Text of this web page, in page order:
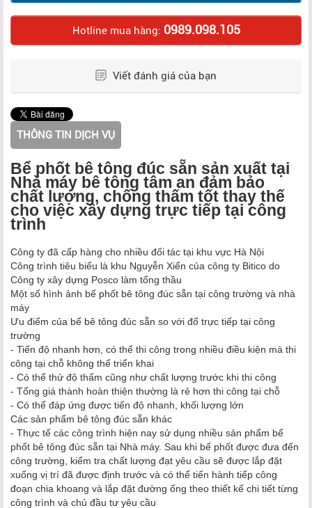
Hotline mua hàng: 0989.098.105
Viết đánh giá của bạn
THÔNG TIN DỊCH VỤ
Bể phốt bê tông đúc sẵn sản xuất tại
Nhà máy bê tông tâm an đảm bảo
chất lượng, chống thấm tốt thay thế
cho việc xây dựng trực tiếp tại công
trình
Công ty đã cấp hàng cho nhiều đối tác tại khu vực Hà Nội
Công trình tiêu biểu là khu Nguyễn Xiển của công ty Bitico do
Công ty xây dựng Posco làm tổng thầu
Một số hình ảnh bể phốt bê tông đúc sẵn tại công trường và nhà
máy
Ưu điểm của bể bê tông đúc sẵn so với đổ trực tiếp tại công
trường
- Tiến độ nhanh hơn, có thể thi công trong nhiều điều kiện mà thi
công tại chỗ không thể triển khai
- Có thể thử độ thấm cũng như chất lượng trước khi thi công
- Tổng giá thành hoàn thiện thường là rẻ hơn thi công tại chỗ
- Có thể đáp ứng được tiến độ nhanh, khối lượng lớn
Các sản phẩm bê tông đúc sẵn khác
- Thực tế các công trình hiện nay sử dụng nhiều sản phẩm bể
phốt bê tông đúc sẵn tại Nhà máy. Sau khi bể phốt được đưa đến
công trường, kiểm tra chất lượng đạt yêu cầu sẽ được lắp đặt
xuống vị trí đã được định trước và có thể tiến hành tiếp công
đoạn chia khoang và lắp đặt đường ống theo thiết kế chi tiết từng
công trình và chủ đầu tư yêu cầu